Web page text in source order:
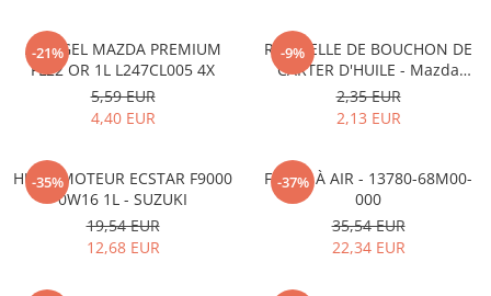
-21%
ANTIGEL MAZDA PREMIUM
FL22 OR 1L L247CL005 4X
5,59 EUR
4,40 EUR
-9%
RONDELLE DE BOUCHON DE
CARTER D'HUILE - Mazda
995641400
2,35 EUR
2,13 EUR
-35%
HUILE MOTEUR ECSTAR F9000
0W16 1L - SUZUKI
19,54 EUR
12,68 EUR
-37%
FILTRE À AIR - 13780-68M00-
000
35,54 EUR
22,34 EUR